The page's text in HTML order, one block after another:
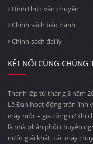
Hình thức vận chuyển
Chính sách bảo hành
Chính sách đại lý
KẾT NỐI CÙNG CHÚNG
Thành lập từ tháng 3 năm
Lê Đan hoạt động trên lĩnh
máy móc – gia công cơ khí
là nhà phân phối chuyên
nước giải khát, các máy